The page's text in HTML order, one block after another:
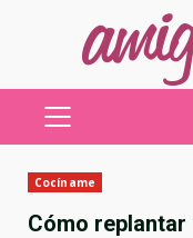
MENÚ
Cocíname
Cómo